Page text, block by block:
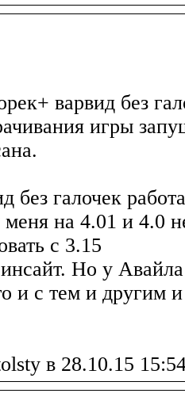
варвид без
игры
без галочек
меня на 4.01 и 4.0
с 3.15
Но у
и с тем и другим
в 28.10.15